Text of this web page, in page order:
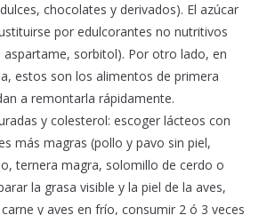
chocolates y derivados). El azúcar
por edulcorantes no nutritivos
aspartame, sorbitol). Por otro lado, en
estos son los alimentos de primera
a remontarla rápidamente.
y colesterol: escoger lácteos con
más magras (pollo y pavo sin piel,
ternera magra, solomillo de cerdo o
la grasa visible y la piel de la aves,
y aves en frío, consumir 2 ó 3 veces